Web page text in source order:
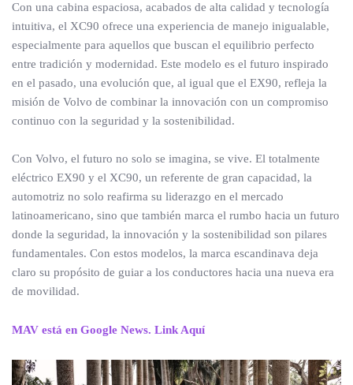
Con una cabina espaciosa, acabados de alta calidad y tecnología
intuitiva, el XC90 ofrece una experiencia de manejo inigualable,
especialmente para aquellos que buscan el equilibrio perfecto
entre tradición y modernidad. Este modelo es el futuro inspirado
en el pasado, una evolución que, al igual que el EX90, refleja la
misión de Volvo de combinar la innovación con un compromiso
continuo con la seguridad y la sostenibilidad.
Con Volvo, el futuro no solo se imagina, se vive. El totalmente
eléctrico EX90 y el XC90, un referente de gran capacidad, la
automotriz no solo reafirma su liderazgo en el mercado
latinoamericano, sino que también marca el rumbo hacia un futuro
donde la seguridad, la innovación y la sostenibilidad son pilares
fundamentales. Con estos modelos, la marca escandinava deja
claro su propósito de guiar a los conductores hacia una nueva era
de movilidad.
MAV está en Google News. Link Aquí